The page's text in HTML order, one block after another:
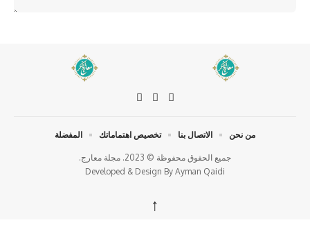
جميع الحقوق محفوظة © 2023. مجلة معارج.
Developed & Design By Ayman Qaidi
من نحن الاتصال بنا تخصيص اهتماماتك المفضلة
↑